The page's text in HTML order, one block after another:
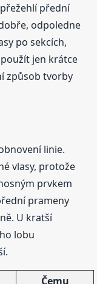
přední
odpoledne
po sekcích,
jen krátce
způsob tvorby
linie.
vlasy, protože
prvkem
prameny
U kratší
lobu
Čemu